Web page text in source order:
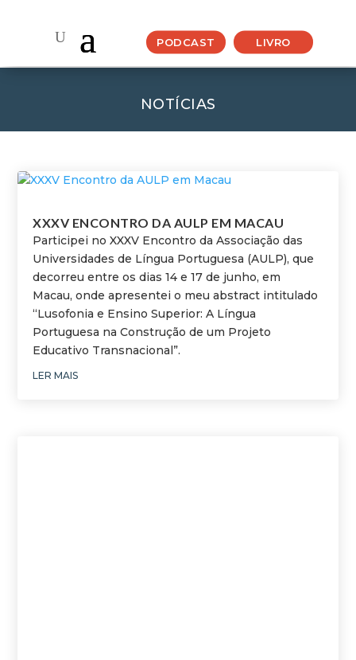
PODCAST LIVRO
NOTÍCIAS
XXXV ENCONTRO DA AULP EM MACAU
Participei no XXXV Encontro da Associação das
Universidades de Língua Portuguesa (AULP), que
decorreu entre os dias 14 e 17 de junho, em
Macau, onde apresentei o meu abstract intitulado
“Lusofonia e Ensino Superior: A Língua
Portuguesa na Construção de um Projeto
Educativo Transnacional”.
LER MAIS